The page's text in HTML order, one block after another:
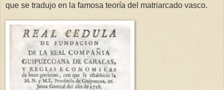
que se tradujo en la famosa teoría del matriarcado vasco.